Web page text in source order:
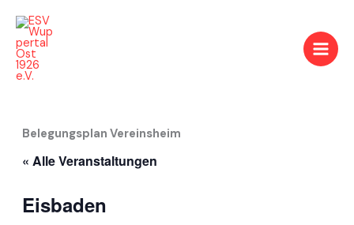
Inhalt
springen
Belegungsplan Vereinsheim
« Alle Veranstaltungen
Eisbaden